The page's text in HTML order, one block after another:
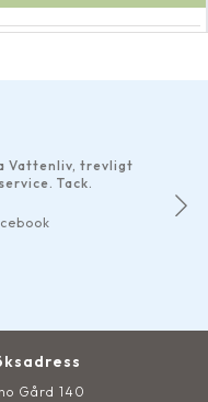
Vattenliv, trevligt
Tack.
Gård 140